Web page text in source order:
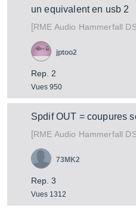
un equivalent en usb 2
[RME Audio Hammerfall
Rep. 2
Vues 950
jptoo2
Spdif OUT = coupures
[RME Audio Hammerfall
Rep. 3
Vues 1312
73MK2